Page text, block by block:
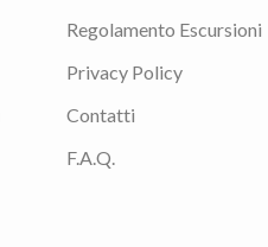
Regolamento Escursioni
Privacy Policy
Contatti
F.A.Q.